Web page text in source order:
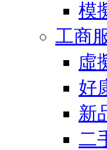
模
工商
虛
好
新
二